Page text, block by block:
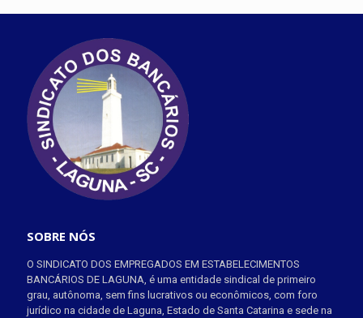
SOBRE NÓS
O SINDICATO DOS EMPREGADOS EM ESTABELECIMENTOS
BANCÁRIOS DE LAGUNA, é uma entidade sindical de primeiro
grau, autônoma, sem fins lucrativos ou econômicos, com foro
jurídico na cidade de Laguna, Estado de Santa Catarina e sede na